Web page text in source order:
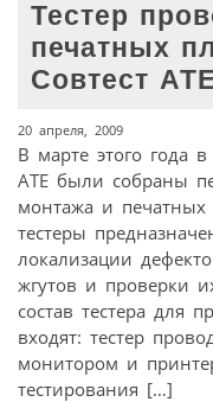
Тестер
печатных
Совтест
20 апреля, 2009
В марте этого года
АТЕ были собраны
монтажа и печатных
тестеры
локализации
жгутов и проверки
состав тестера для
входят: тестер
монитором и
тестирования […]